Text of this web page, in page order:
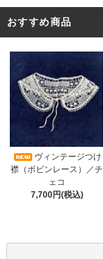
おすすめ商品
ヴィンテージつけ
襟（ボビンレース）／チ
ェコ
7,700円(税込)